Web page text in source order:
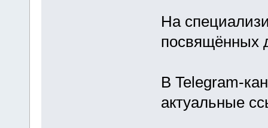
На
посвящённых
В Telegram-
актуальные